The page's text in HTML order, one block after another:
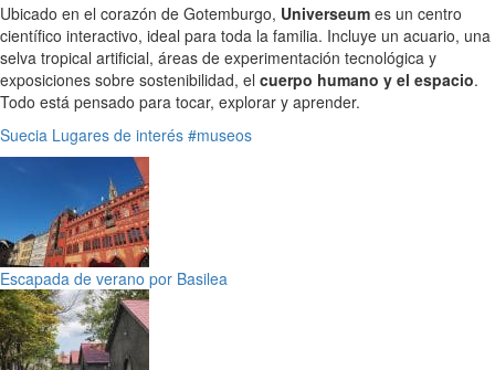
Ubicado en el corazón de Gotemburgo, Universeum es un centro
científico interactivo, ideal para toda la familia. Incluye un acuario, una
selva tropical artificial, áreas de experimentación tecnológica y
exposiciones sobre sostenibilidad, el cuerpo humano y el espacio.
Todo está pensado para tocar, explorar y aprender.
Suecia Lugares de interés #museos
Escapada de verano por Basilea